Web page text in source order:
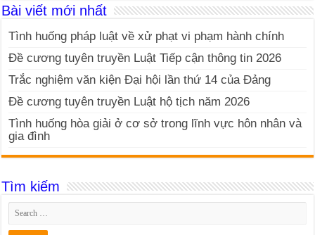
Bài viết mới nhất
Tình huống pháp luật về xử phạt vi phạm hành chính
Đề cương tuyên truyền Luật Tiếp cận thông tin 2026
Trắc nghiệm văn kiện Đại hội lần thứ 14 của Đảng
Đề cương tuyên truyền Luật hộ tịch năm 2026
Tình huống hòa giải ở cơ sở trong lĩnh vực hôn nhân và
gia đình
Tìm kiếm